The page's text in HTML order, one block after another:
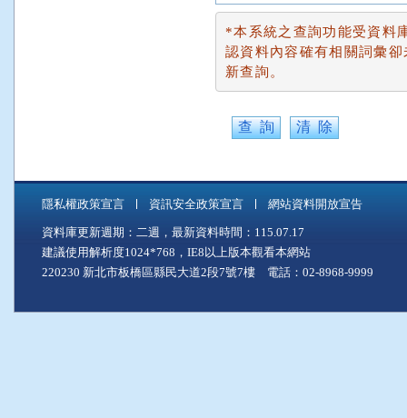
*本系統之查詢功能受資料
認資料內容確有相關詞彙
新查詢。
隱私權政策宣言 資訊安全政策宣言 網站資料開放宣告
資料庫更新週期：二週，最新資料時間：115.07.17
建議使用解析度1024*768，IE8以上版本觀看本網站
220230 新北市板橋區縣民大道2段7號7樓 電話：02-8968-9999